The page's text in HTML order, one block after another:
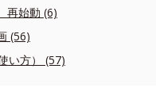
再始動 (6)
(56)
い方） (57)